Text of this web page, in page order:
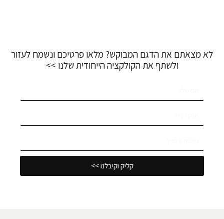
לא מצאתם את הדגם המבוקש? מלאו פרטיכם ונשמח לעזור
ולשתף את הקולקציה הייחודית שלנו >>
קליק וקיבלנו >>